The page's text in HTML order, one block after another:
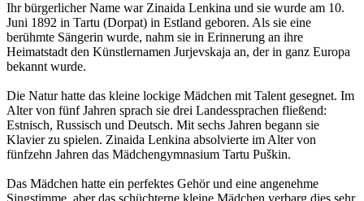
Ihr bürgerlicher Name war Zinaida Lenkina und sie wurde am 10.
Juni 1892 in Tartu (Dorpat) in Estland geboren. Als sie eine
berühmte Sängerin wurde, nahm sie in Erinnerung an ihre
Heimatstadt den Künstlernamen Jurjevskaja an, der in ganz Europa
bekannt wurde.
Die Natur hatte das kleine lockige Mädchen mit Talent gesegnet. Im
Alter von fünf Jahren sprach sie drei Landessprachen fließend:
Estnisch, Russisch und Deutsch. Mit sechs Jahren begann sie
Klavier zu spielen. Zinaida Lenkina absolvierte im Alter von
fünfzehn Jahren das Mädchengymnasium Tartu Puškin.
Das Mädchen hatte ein perfektes Gehör und eine angenehme
Singstimme, aber das schüchterne kleine Mädchen verbarg dies sehr